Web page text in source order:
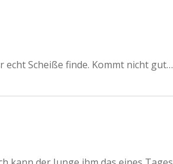
echt Scheiße finde. Kommt nicht gut…